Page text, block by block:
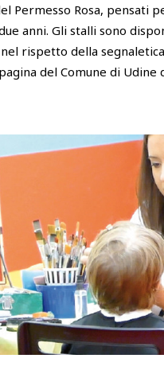
Rosa, pensati
anni. Gli stalli sono
rispetto della
del Comune di Udine